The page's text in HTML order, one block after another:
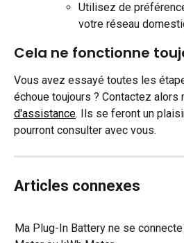
Utilisez de
votre réseau
Cela ne fonctionne
Vous avez essayé toutes les
échoue toujours ? Contactez alors
d'assistance. Ils se feront un
pourront consulter avec vous.
Articles connexes
Ma Plug-In Battery ne se